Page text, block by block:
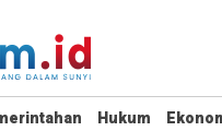
Hukum
Hukum